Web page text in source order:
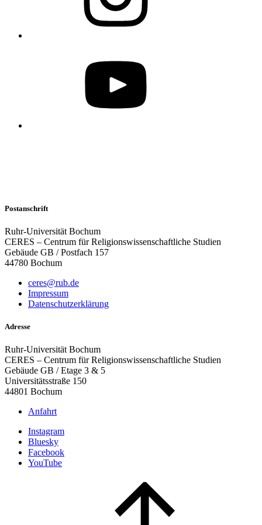
Postanschrift
Ruhr-Universität Bochum
CERES – Centrum für Religionswissenschaftliche Studien
Gebäude GB / Postfach 157
44780 Bochum
ceres@rub.de
Impressum
Datenschutzerklärung
Adresse
Ruhr-Universität Bochum
CERES – Centrum für Religionswissenschaftliche Studien
Gebäude GB / Etage 3 & 5
Universitätsstraße 150
44801 Bochum
Anfahrt
Instagram
Bluesky
Facebook
YouTube